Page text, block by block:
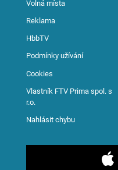
Volná místa
Reklama
HbbTV
Podmínky užívání
Cookies
Vlastník FTV Prima spol. s
r.o.
Nahlásit chybu